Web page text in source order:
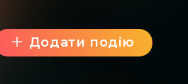
Додати подію